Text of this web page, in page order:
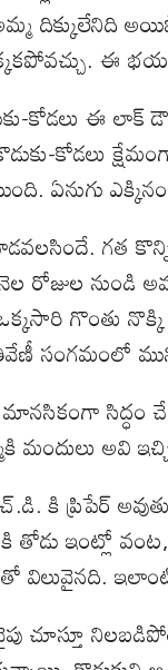
దిక్కులేనిది
ఈ
కోడలు ఈ లాక్
కోడలు
ఏనుగు
గత
రోజుల నుండి
గొంతు
సంగమంలో
అవి
కి ప్రిపేర్
తోడు ఇంట్లో
చూస్తూ